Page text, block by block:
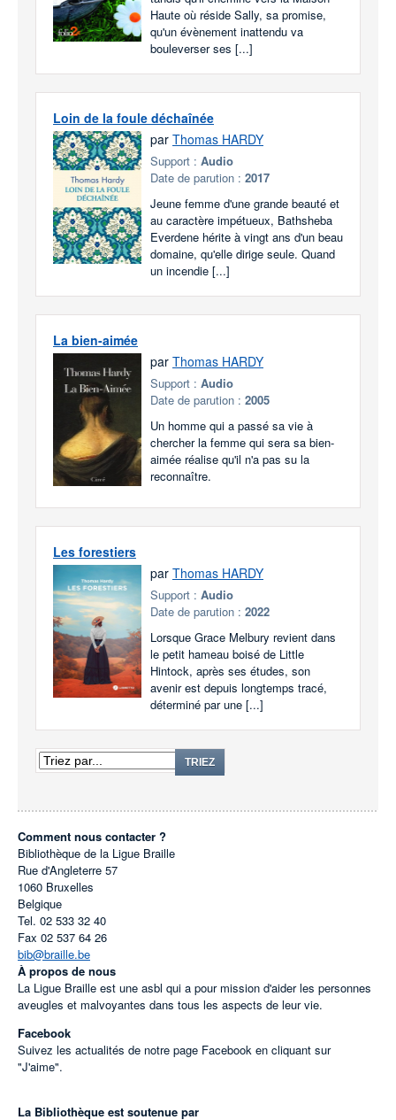
Haute où réside Sally, sa promise,
qu'un évènement inattendu va
bouleverser ses [...]
Loin de la foule déchaînée
par Thomas HARDY
Support : Audio
Date de parution : 2017
Jeune femme d'une grande beauté et
au caractère impétueux, Bathsheba
Everdene hérite à vingt ans d'un beau
domaine, qu'elle dirige seule. Quand
un incendie [...]
La bien-aimée
par Thomas HARDY
Support : Audio
Date de parution : 2005
Un homme qui a passé sa vie à
chercher la femme qui sera sa bien-
aimée réalise qu'il n'a pas su la
reconnaître.
Les forestiers
par Thomas HARDY
Support : Audio
Date de parution : 2022
Lorsque Grace Melbury revient dans
le petit hameau boisé de Little
Hintock, après ses études, son
avenir est depuis longtemps tracé,
déterminé par une [...]
TRIEZ
Comment nous contacter ?
Bibliothèque de la Ligue Braille
Rue d'Angleterre 57
1060 Bruxelles
Belgique
Tel. 02 533 32 40
Fax 02 537 64 26
bib@braille.be
À propos de nous
La Ligue Braille est une asbl qui a pour mission d'aider les personnes
aveugles et malvoyantes dans tous les aspects de leur vie.
Facebook
Suivez les actualités de notre page Facebook en cliquant sur
"J'aime".
La Bibliothèque est soutenue par